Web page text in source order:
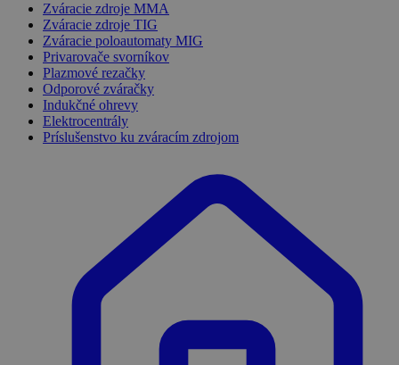
Zváracie zdroje MMA
Zváracie zdroje TIG
Zváracie poloautomaty MIG
Privarovače svorníkov
Plazmové rezačky
Odporové zváračky
Indukčné ohrevy
Elektrocentrály
Príslušenstvo ku zváracím zdrojom